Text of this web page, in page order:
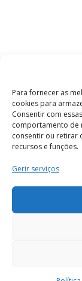
Para fornecer as
cookies para
Consentir com
comportamento de
consentir ou retirar
recursos e funções.
Gerir serviços
Termos e
os direitos